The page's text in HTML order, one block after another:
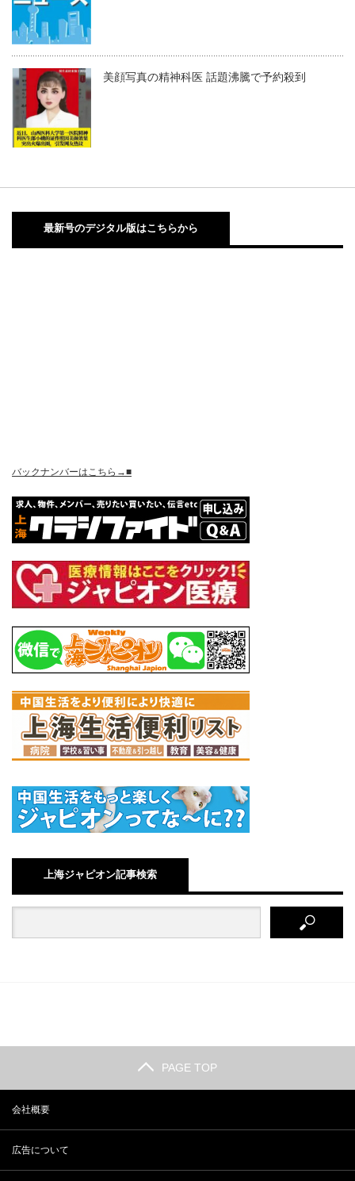
美顔写真の精神科医 話題沸騰で予約殺到
最新号のデジタル版はこちらから
バックナンバーはこちら→■
上海ジャピオン記事検索
PAGE TOP
会社概要
広告について